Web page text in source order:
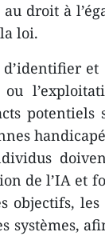
au droit à
loi.
potentiels
de l’IA et
objectifs,
systèmes,